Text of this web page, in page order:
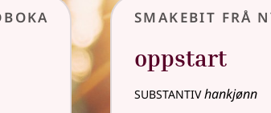
Smakebit frå
oppstart
substantivhankjønn